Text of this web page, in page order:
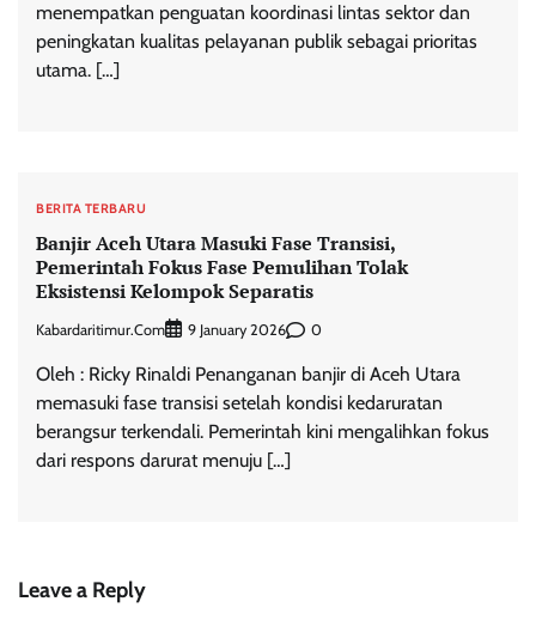
menempatkan penguatan koordinasi lintas sektor dan
peningkatan kualitas pelayanan publik sebagai prioritas
utama. […]
BERITA TERBARU
Banjir Aceh Utara Masuki Fase Transisi,
Pemerintah Fokus Fase Pemulihan Tolak
Eksistensi Kelompok Separatis
Kabardaritimur.com 9 January 2026 0
Oleh : Ricky Rinaldi Penanganan banjir di Aceh Utara
memasuki fase transisi setelah kondisi kedaruratan
berangsur terkendali. Pemerintah kini mengalihkan fokus
dari respons darurat menuju […]
Leave a Reply